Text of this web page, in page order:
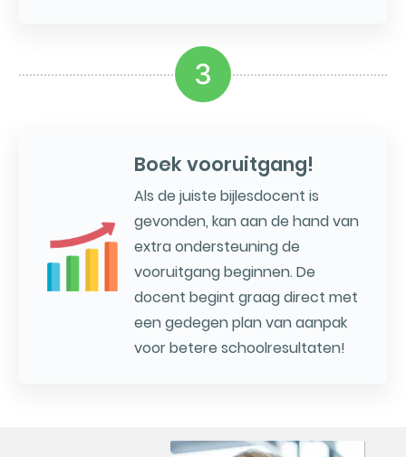
3
Boek vooruitgang!
Als de juiste bijlesdocent is
gevonden, kan aan de hand van
extra ondersteuning de
vooruitgang beginnen. De
docent begint graag direct met
een gedegen plan van aanpak
voor betere schoolresultaten!